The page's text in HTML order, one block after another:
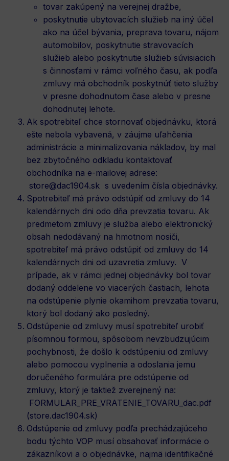
tovar zakúpený na verejnej dražbe,
poskytnutie ubytovacích služieb na iný účel
ako na účel bývania, preprava tovaru, nájom
automobilov, poskytnutie stravovacích
služieb alebo poskytnutie služieb súvisiacich
s činnosťami v rámci voľného času, ak podľa
zmluvy má obchodník poskytnúť tieto služby
v presne dohodnutom čase alebo v presne
dohodnutej lehote.
Ak spotrebiteľ chce stornovať objednávku, ktorá
ešte nebola vybavená, v záujme uľahčenia
administrácie a minimalizovania nákladov, by mal
bez zbytočného odkladu kontaktovať
obchodníka na e-mailovej adrese:
store@dac1904.sk s uvedením čísla objednávky.
Spotrebiteľ má právo odstúpiť od zmluvy do 14
kalendárnych dni odo dňa prevzatia tovaru. Ak
predmetom zmluvy je služba alebo elektronický
obsah nedodávaný na hmotnom nosiči,
spotrebiteľ má právo odstúpiť od zmluvy do 14
kalendárnych dni od uzavretia zmluvy. V
prípade, ak v rámci jednej objednávky bol tovar
dodaný oddelene vo viacerých častiach, lehota
na odstúpenie plynie okamihom prevzatia tovaru,
ktorý bol dodaný ako posledný.
Odstúpenie od zmluvy musí spotrebiteľ urobiť
písomnou formou, spôsobom nevzbudzujúcim
pochybnosti, že došlo k odstúpeniu od zmluvy
alebo pomocou vyplnenia a odoslania jemu
doručeného formulára pre odstúpenie od
zmluvy, ktorý je taktiež zverejnený na:
FORMULAR_PRE_VRATENIE_TOVARU_dac.pdf
(store.dac1904.sk)
Odstúpenie od zmluvy podľa prechádzajúceho
bodu týchto VOP musí obsahovať informácie o
zákazníkovi a o objednávke, najmä identifikačné